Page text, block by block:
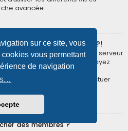
sur ce site, vous
vous permettant
de navigation
avancée.
à une page blanche ?!
trop de résultats pour que le serveur
la recherche avancée et essayez
employés et dans la
lesquels vous souhaitez effectuer
des membres ?